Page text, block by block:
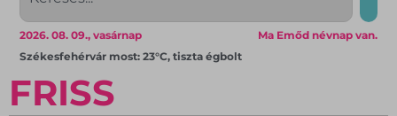
Ma Emőd névnap van.
2026. 08. 09., vasárnap
Székesfehérvár most: 23°C, tiszta égbolt
FRISS